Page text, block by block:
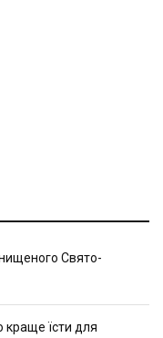
Свято-
краще їсти для